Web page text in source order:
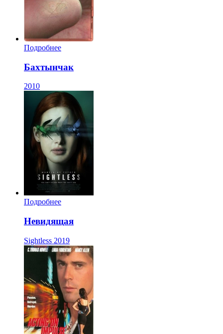
Подробнее
Бахтынчак
2010
Подробнее
Невидящая
Sightless 2019